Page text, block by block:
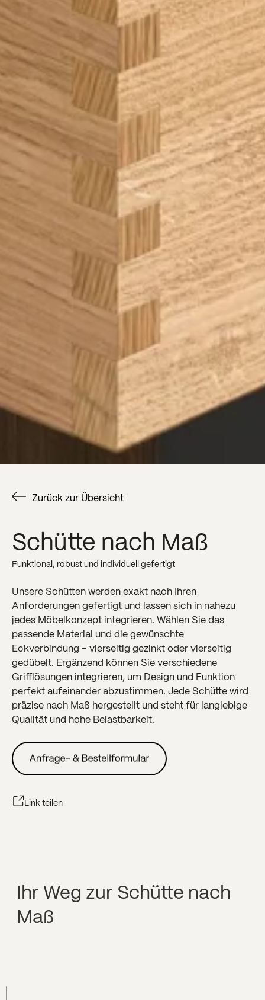
Zurück zur Übersicht
Schütte nach Maß
Funktional, robust und individuell gefertigt
Unsere Schütten werden exakt nach Ihren
Anforderungen gefertigt und lassen sich in nahezu
jedes Möbelkonzept integrieren. Wählen Sie das
passende Material und die gewünschte
Eckverbindung – vierseitig gezinkt oder vierseitig
gedübelt. Ergänzend können Sie verschiedene
Grifflösungen integrieren, um Design und Funktion
perfekt aufeinander abzustimmen. Jede Schütte wird
präzise nach Maß hergestellt und steht für langlebige
Qualität und hohe Belastbarkeit.
Link teilen
Ihr Weg zur Schütte nach
Maß